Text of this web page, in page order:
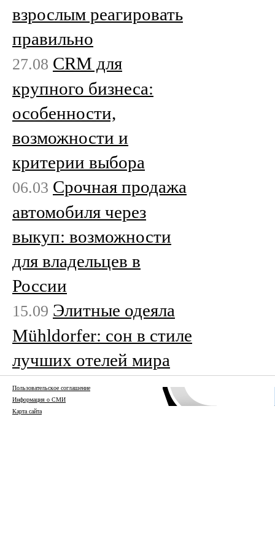
взрослым реагировать
правильно
27.08 CRM для
крупного бизнеса:
особенности,
возможности и
критерии выбора
06.03 Срочная продажа
автомобиля через
выкуп: возможности
для владельцев в
России
15.09 Элитные одеяла
Mühldorfer: сон в стиле
лучших отелей мира
Пользовательское соглашение
Информация о СМИ
Карта сайта